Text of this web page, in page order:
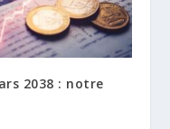
2038 : notre